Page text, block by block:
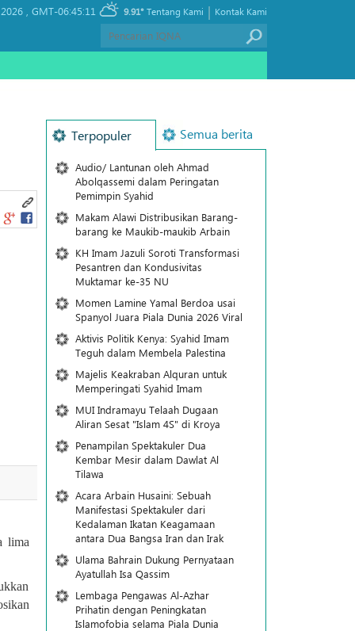
, GMT-06:45:11 9.91° Kontak Kami
|
Tentang Kami
lima
Terpopuler Semua berita
Audio/ Lantunan oleh Ahmad
Abolqassemi dalam Peringatan
Pemimpin Syahid
Makam Alawi Distribusikan Barang-
barang ke Maukib-maukib Arbain
KH Imam Jazuli Soroti Transformasi
Pesantren dan Kondusivitas
Muktamar ke-35 NU
Momen Lamine Yamal Berdoa usai
Spanyol Juara Piala Dunia 2026 Viral
Aktivis Politik Kenya: Syahid Imam
Teguh dalam Membela Palestina
Majelis Keakraban Alquran untuk
Memperingati Syahid Imam
MUI Indramayu Telaah Dugaan
Aliran Sesat "Islam 4S" di Kroya
Penampilan Spektakuler Dua
Kembar Mesir dalam Dawlat Al
Tilawa
Acara Arbain Husaini: Sebuah
Manifestasi Spektakuler dari
Kedalaman Ikatan Keagamaan
antara Dua Bangsa Iran dan Irak
Ulama Bahrain Dukung Pernyataan
Ayatullah Isa Qassim
Lembaga Pengawas Al-Azhar
Prihatin dengan Peningkatan
Islamofobia selama Piala Dunia